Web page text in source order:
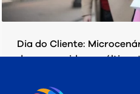
Dia do Cliente:
do consumidor no último